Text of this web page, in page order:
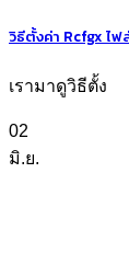
วิธีตั้งค่า Rcfgx ไ
เรามาดูวิธีตั้ง
02
มิ.ย.